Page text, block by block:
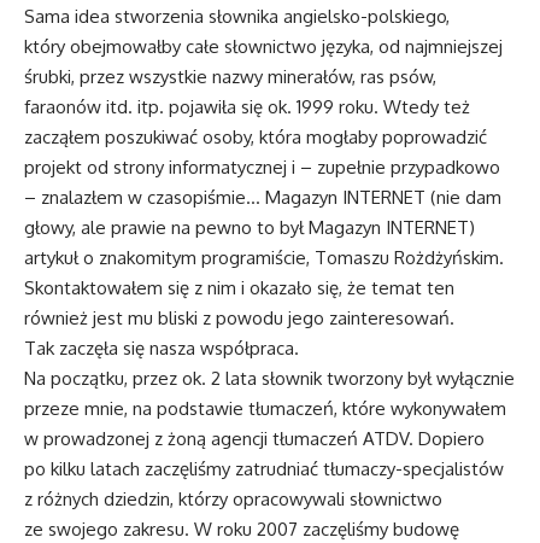
Sama idea stworzenia słownika angielsko-polskiego,
który obejmowałby całe słownictwo języka, od najmniejszej
śrubki, przez wszystkie nazwy minerałów, ras psów,
faraonów itd. itp. pojawiła się ok. 1999 roku. Wtedy też
zacząłem poszukiwać osoby, która mogłaby poprowadzić
projekt od strony informatycznej i – zupełnie przypadkowo
– znalazłem w czasopiśmie… Magazyn INTERNET (nie dam
głowy, ale prawie na pewno to był Magazyn INTERNET)
artykuł o znakomitym programiście, Tomaszu Rożdżyńskim.
Skontaktowałem się z nim i okazało się, że temat ten
również jest mu bliski z powodu jego zainteresowań.
Tak zaczęła się nasza współpraca.
Na początku, przez ok. 2 lata słownik tworzony był wyłącznie
przeze mnie, na podstawie tłumaczeń, które wykonywałem
w prowadzonej z żoną agencji tłumaczeń ATDV. Dopiero
po kilku latach zaczęliśmy zatrudniać tłumaczy-specjalistów
z różnych dziedzin, którzy opracowywali słownictwo
ze swojego zakresu. W roku 2007 zaczęliśmy budowę